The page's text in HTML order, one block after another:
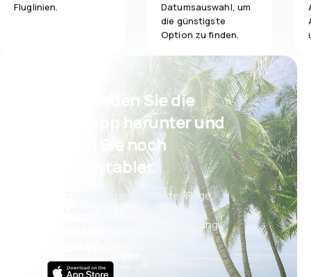
Fluglinien.
Datumsauswahl, um
die günstigste
Option zu finden.
Psst! Laden Sie die
eSky App herunter und
reisen Sie noch
komfortabler.
Täglich neue Angebote: Flüge,
Bequeme Buchungsverwaltung